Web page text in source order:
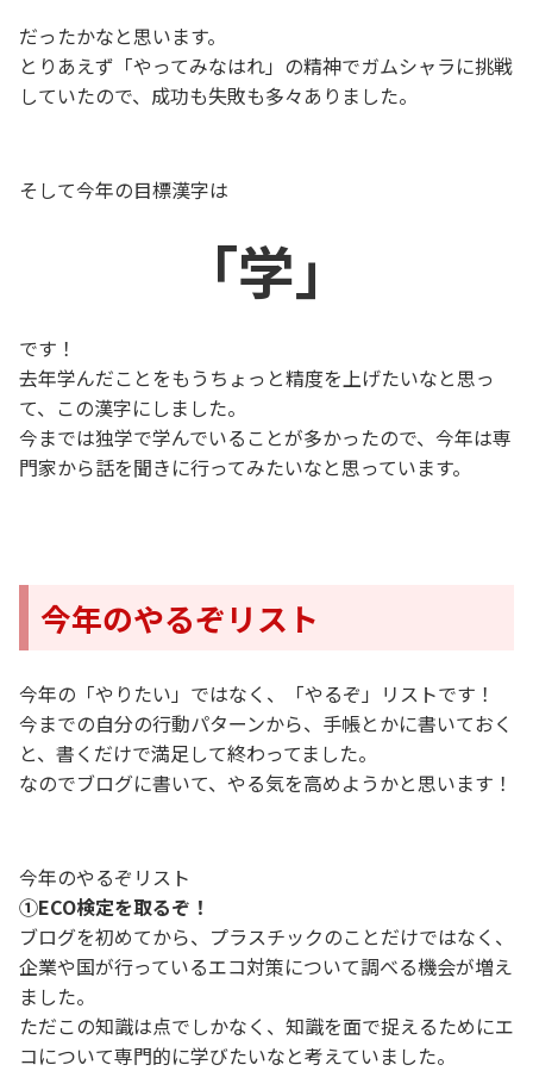
だったかなと思います。
とりあえず「やってみなはれ」の精神でガムシャラに挑戦
していたので、成功も失敗も多々ありました。
そして今年の目標漢字は
「学」
です！
去年学んだことをもうちょっと精度を上げたいなと思っ
て、この漢字にしました。
今までは独学で学んでいることが多かったので、今年は専
門家から話を聞きに行ってみたいなと思っています。
今年のやるぞリスト
今年の「やりたい」ではなく、「やるぞ」リストです！
今までの自分の行動パターンから、手帳とかに書いておく
と、書くだけで満足して終わってました。
なのでブログに書いて、やる気を高めようかと思います！
今年のやるぞリスト
①ECO検定を取るぞ！
ブログを初めてから、プラスチックのことだけではなく、
企業や国が行っているエコ対策について調べる機会が増え
ました。
ただこの知識は点でしかなく、知識を面で捉えるためにエ
コについて専門的に学びたいなと考えていました。